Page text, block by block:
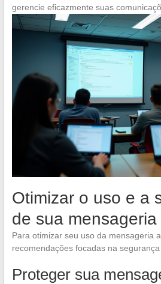
gerencie eficazmente suas
Otimizar o uso e a
de sua mensageria
Para otimizar seu uso da mensageria
recomendações focadas na segurança
Proteger sua